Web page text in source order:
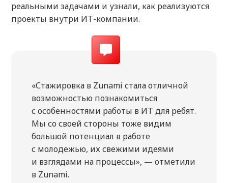
реальными задачами и узнали, как реализуются
проекты внутри ИТ-компании.
«Стажировка в Zunami стала отличной
возможностью познакомиться
с особенностями работы в ИТ для ребят.
Мы со своей стороны тоже видим
большой потенциал в работе
с молодежью, их свежими идеями
и взглядами на процессы», — отметили
в Zunami.